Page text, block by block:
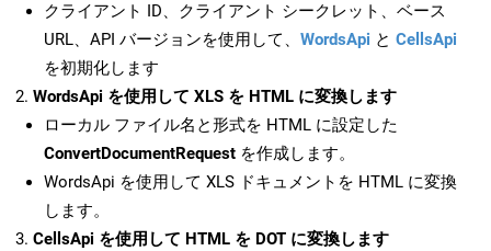
クライアント ID、クライアント シークレット、ベース
URL、API バージョンを使用して、 WordsApi と CellsApi
を初期化します
WordsApi を使用して XLS を HTML に変換します
ローカル ファイル名と形式を HTML に設定した
ConvertDocumentRequest を作成します。
WordsApi を使用して XLS ドキュメントを HTML に変換
します。
CellsApi を使用して HTML を DOT に変換します